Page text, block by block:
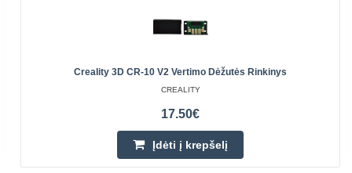
Creality 3D CR-10 V2 Vertimo Dėžutės Rinkinys
CREALITY
17.50€
Įdėti į krepšelį